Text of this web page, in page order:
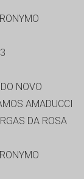
NOVO
AMADUCCI
DA ROSA